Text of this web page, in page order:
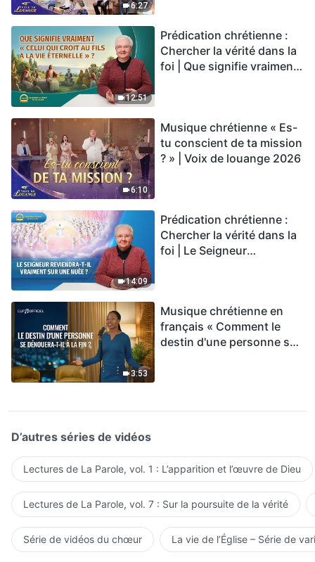
6:27
12:51
Prédication chrétienne :
Chercher la vérité dans la
foi | Que signifie vraiment
6:10
Musique chrétienne « Es-
tu conscient de ta mission
? » | Voix de louange 2026
14:09
Prédication chrétienne :
Chercher la vérité dans la
foi | Le Seigneur
3:53
Musique chrétienne en
français « Comment le
destin d'une personne se
D’autres séries de vidéos
Lectures de La Parole, vol. 1 : L’apparition et l’œuvre de Dieu
Lectures de La Parole, vol. 7 : Sur la poursuite de la vérité
Série de vidéos du chœur La vie de l’Église – Série de